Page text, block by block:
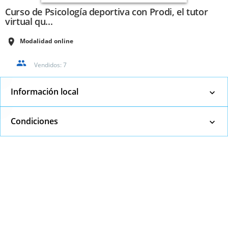
Curso de Psicología deportiva con Prodi, el tutor
virtual qu...
Modalidad online
Vendidos: 7
Información local
Condiciones